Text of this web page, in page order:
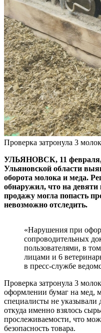
Проверка затронула 3
УЛЬЯНОВСК, 11 февраля,
Ульяновской области
оборота молока и меда.
обнаружил, что на девяти
продажу могла попасть
невозможно отследить.
«Нарушения при
сопроводительных
пользователями, в
лицами и 6
в пресс-службе
Проверка затронула 3
оформлении бумаг на мед,
специалисты не
откуда именно взялось
прослеживаемости, что
безопасность товара.